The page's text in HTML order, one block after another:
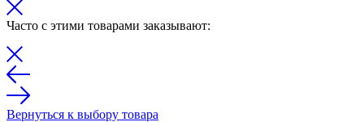
Часто с этими товарами заказывают:
Вернуться к выбору товара